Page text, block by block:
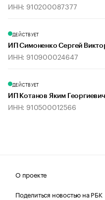
ИНН: 910200087377
ДЕЙСТВУЕТ
ИП Симоненко Сергей
ИНН: 910900024647
ДЕЙСТВУЕТ
ИП Котанов Яким Георгиевич
ИНН: 910500012566
О проекте
Поделиться новостью на РБК